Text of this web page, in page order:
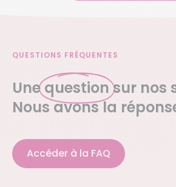
QUESTIONS FRÉQUENTES
Une question sur nos
Nous avons la
Accéder à la FAQ